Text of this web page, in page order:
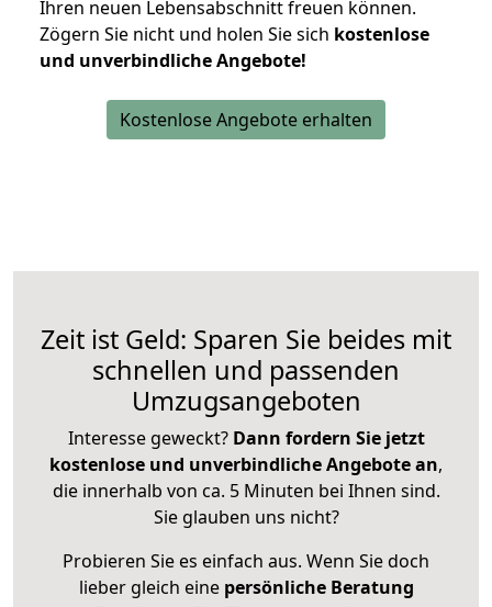
Ihren neuen Lebensabschnitt freuen können.
Zögern Sie nicht und holen Sie sich kostenlose
und unverbindliche Angebote!
Kostenlose Angebote erhalten
Zeit ist Geld: Sparen Sie beides mit
schnellen und passenden
Umzugsangeboten
Interesse geweckt? Dann fordern Sie jetzt
kostenlose und unverbindliche Angebote an,
die innerhalb von ca. 5 Minuten bei Ihnen sind.
Sie glauben uns nicht?
Probieren Sie es einfach aus. Wenn Sie doch
lieber gleich eine persönliche Beratung